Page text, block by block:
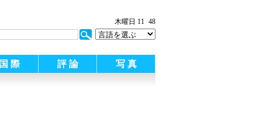
木曜日 11 48
国 際 評 論 写 真